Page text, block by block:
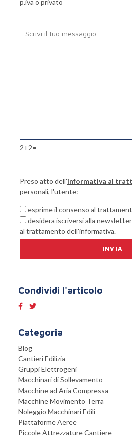
2+2=
Preso atto dell'informativa al
personali, l'utente:
esprime il consenso al
desidera iscriversi alla
al trattamento dell'informativa.
Condividi l'articolo
Categoria
Blog
Cantieri Edilizia
Gruppi Elettrogeni
Macchinari di Sollevamento
Macchine ad Aria Compressa
Macchine Movimento Terra
Noleggio Macchinari Edili
Piattaforme Aeree
Piccole Attrezzature Cantiere